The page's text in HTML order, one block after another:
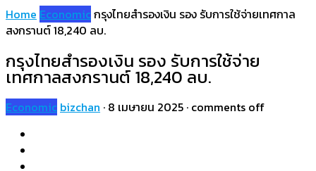
Home Economicกรุงไทยสำรองเงิน รอง รับการใช้จ่ายเทศกาล
สงกรานต์ 18,240 ลบ.
กรุงไทยสำรองเงิน รอง รับการใช้จ่าย
เทศกาลสงกรานต์ 18,240 ลบ.
Economic bizchan · 8 เมษายน 2025 · comments off